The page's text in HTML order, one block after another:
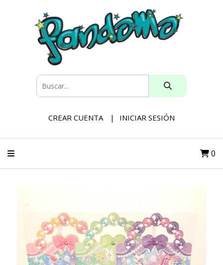
CREAR CUENTA INICIAR SESIÓN
0